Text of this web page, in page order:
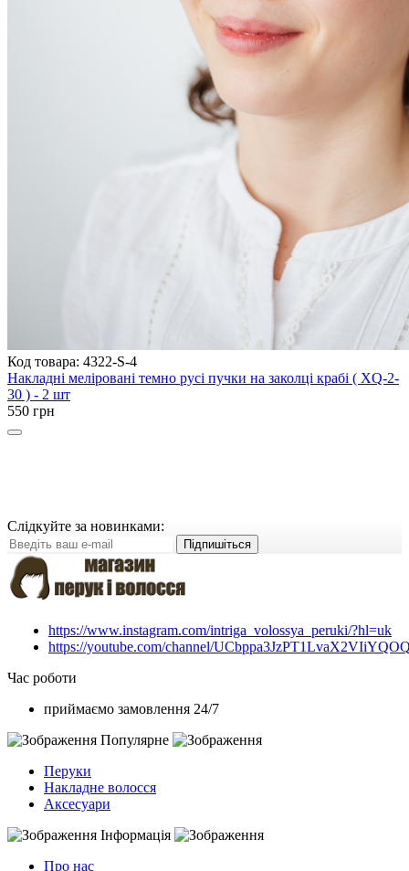
Код товара: 4322-S-4
Накладні меліровані темно русі пучки на заколці крабі ( XQ-2-
30 ) - 2 шт
550 грн
Слідкуйте за новинками:
Підпишіться
https://www.instagram.com/intriga_volossya_peruki/?hl=uk
https://youtube.com/channel/
Час роботи
приймаємо замовлення 24/7
Популярне
Перуки
Накладне волосся
Аксесуари
Інформація
Про нас